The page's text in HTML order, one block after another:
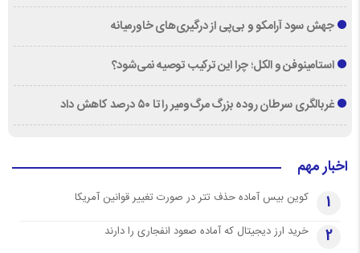
جهش سود آرامکو و بی‌پی از درگیری‌های خاورمیانه
استامینوفن و الکل؛ چرا این ترکیب توصیه نمی‌شود؟
غربالگری سرطان روده بزرگ مرگ‌ومیر را تا ۵۰ درصد کاهش داد
اخبار مهم
1 کوین بیس آماده حذف تتر در صورت تغییر قوانین آمریکا
2 خرید ارز دیجیتال که آماده صعود انفجاری را دارند